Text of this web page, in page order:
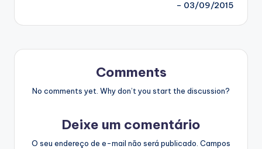
– 03/09/2015
Comments
No comments yet. Why don’t you start the discussion?
Deixe um comentário
O seu endereço de e-mail não será publicado. Campos